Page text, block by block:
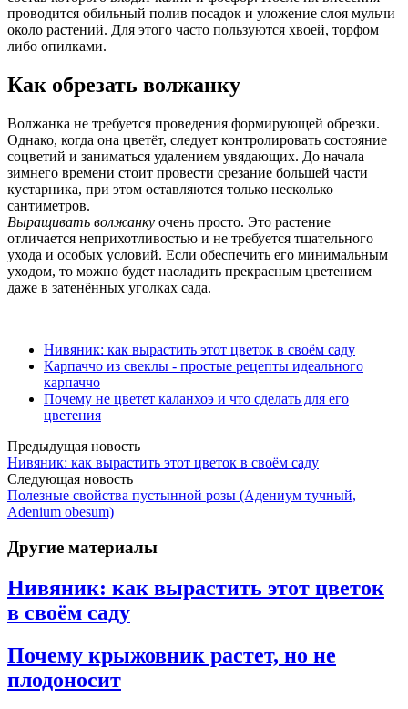
проводится обильный полив посадок и уложение слоя мульчи
около растений. Для этого часто пользуются хвоей, торфом
либо опилками.
Как обрезать волжанку
Волжанка не требуется проведения формирующей обрезки.
Однако, когда она цветёт, следует контролировать состояние
соцветий и заниматься удалением увядающих. До начала
зимнего времени стоит провести срезание большей части
кустарника, при этом оставляются только несколько
сантиметров.
Выращивать волжанку очень просто. Это растение
отличается неприхотливостью и не требуется тщательного
ухода и особых условий. Если обеспечить его минимальным
уходом, то можно будет насладить прекрасным цветением
даже в затенённых уголках сада.
Нивяник: как вырастить этот цветок в своём саду
Карпаччо из свеклы - простые рецепты идеального
карпаччо
Почему не цветет каланхоэ и что сделать для его
цветения
Предыдущая новость
Нивяник: как вырастить этот цветок в своём саду
Следующая новость
Полезные свойства пустынной розы (Адениум тучный,
Adenium obesum)
Другие материалы
Нивяник: как вырастить этот цветок
в своём саду
Почему крыжовник растет, но не
плодоносит